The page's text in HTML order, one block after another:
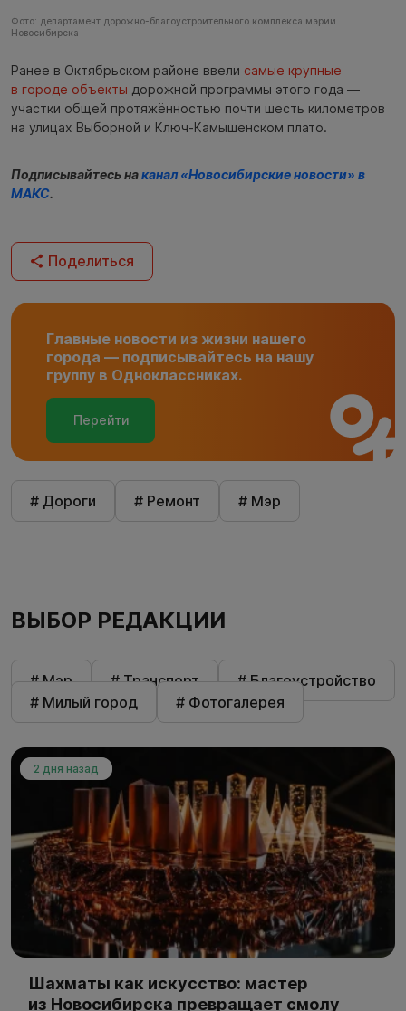
Фото: департамент дорожно-благоустроительного комплекса мэрии
Новосибирска
Ранее в Октябрьском районе ввели самые крупные
в городе объекты дорожной программы этого года —
участки общей протяжённостью почти шесть километров
на улицах Выборной и Ключ-Камышенском плато.
Подписывайтесь наканал «Новосибирские новости» в
МАКС.
Поделиться
Главные новости из жизни нашего
города — подписывайтесь на нашу
группу в Одноклассниках.
Перейти
# Дороги # Ремонт # Мэр
ВЫБОР РЕДАКЦИИ
# Мэр # Транспорт
# Благоустройство
# Милый город
# Фотогалерея
2 дня назад
Шахматы как искусство: мастер
из Новосибирска превращает смолу